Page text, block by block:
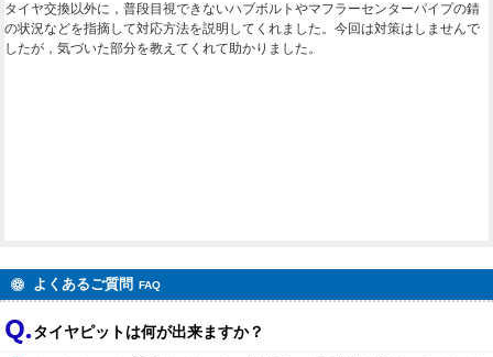
タイヤ交換以外に，普段目視できないハブボルトやマフラーセンターパイプの錆
の状況などを指摘して対応方法を説明してくれました。今回は対策はしませんで
したが，気づいた部分を教えてくれて助かりました。
よくあるご質問 FAQ
タイヤピットは何が出来ますか？